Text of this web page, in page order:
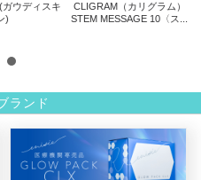
ウディスキ
)
CLIGRAM（カリグラム）
STEM MESSAGE 10〈ス...
ランド